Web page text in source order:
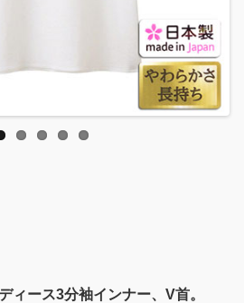
ィース3分袖インナー、V首。